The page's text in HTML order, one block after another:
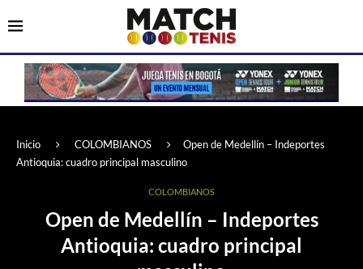
Inicio COLOMBIANOS
Open de Medellín – Indeportes
Antioquia: cuadro principal masculino
COLOMBIANOS
Open de Medellín – Indeportes
Antioquia: cuadro principal